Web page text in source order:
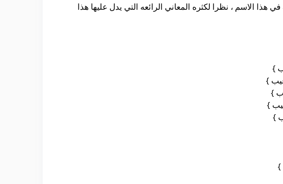
الاسم ، نظرا لكثره المعاني الرائعه التي يدل عليها هذا
}
}
}
}
}
}